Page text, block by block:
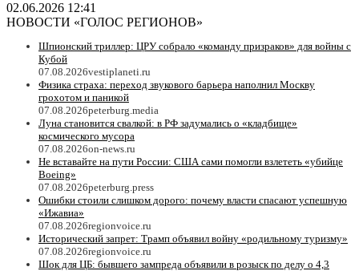
02.06.2026 12:41
НОВОСТИ «ГОЛОС РЕГИОНОВ»
Шпионский триллер: ЦРУ собрало «команду призраков» для войны с
Кубой
07.08.2026vestiplaneti.ru
Физика страха: переход звукового барьера наполнил Москву
грохотом и паникой
07.08.2026peterburg.media
Луна становится свалкой: в РФ задумались о «кладбище»
космического мусора
07.08.2026on-news.ru
Не вставайте на пути России: США сами помогли взлететь «убийце
Boeing»
07.08.2026peterburg.press
Ошибки стоили слишком дорого: почему власти спасают успешную
«Ижавиа»
07.08.2026regionvoice.ru
Исторический запрет: Трамп объявил войну «родильному туризму»
07.08.2026regionvoice.ru
Шок для ЦБ: бывшего зампреда объявили в розыск по делу о 4,3